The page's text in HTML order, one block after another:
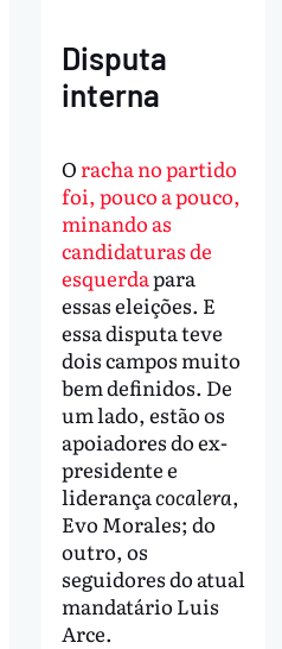
Disputa
interna
O racha no partido
foi, pouco a pouco,
minando as
candidaturas de
esquerdapara
essas eleições. E
essa disputa teve
dois campos muito
bem definidos. De
um lado, estão os
apoiadores do ex-
presidente e
liderançacocalera,
Evo Morales; do
outro, os
seguidores do atual
mandatário Luis
Arce.